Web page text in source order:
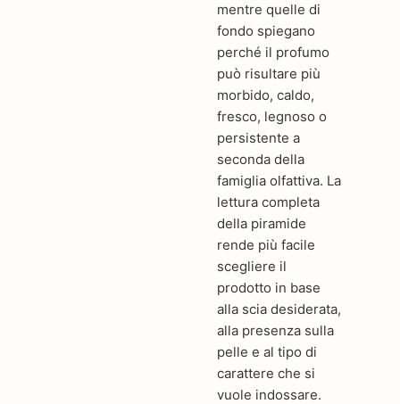
mentre quelle di
fondo spiegano
perché il profumo
può risultare più
morbido, caldo,
fresco, legnoso o
persistente a
seconda della
famiglia olfattiva. La
lettura completa
della piramide
rende più facile
scegliere il
prodotto in base
alla scia desiderata,
alla presenza sulla
pelle e al tipo di
carattere che si
vuole indossare.